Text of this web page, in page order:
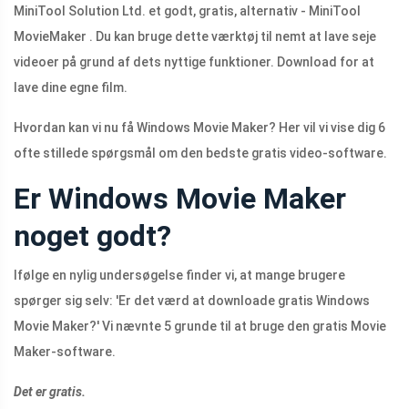
MiniTool Solution Ltd. et godt, gratis, alternativ - MiniTool
MovieMaker . Du kan bruge dette værktøj til nemt at lave seje
videoer på grund af dets nyttige funktioner. Download for at
lave dine egne film.
Hvordan kan vi nu få Windows Movie Maker? Her vil vi vise dig 6
ofte stillede spørgsmål om den bedste gratis video-software.
Er Windows Movie Maker
noget godt?
Ifølge en nylig undersøgelse finder vi, at mange brugere
spørger sig selv: 'Er det værd at downloade gratis Windows
Movie Maker?' Vi nævnte 5 grunde til at bruge den gratis Movie
Maker-software.
Det er gratis.